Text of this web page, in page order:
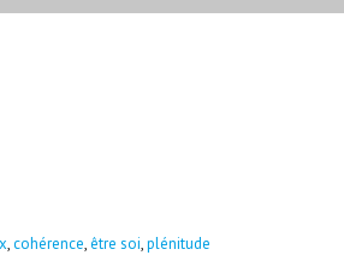
,cohérence,être soi,plénitude